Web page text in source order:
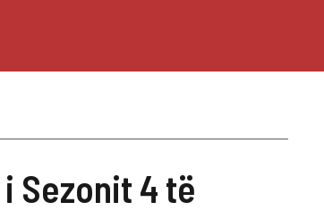
Sezonit 4 të